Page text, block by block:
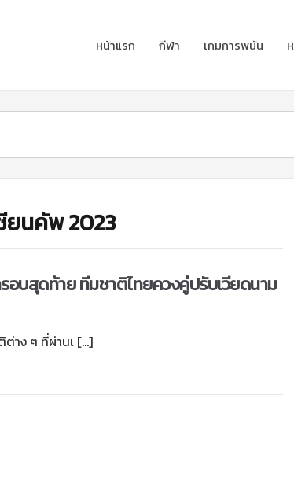
หน้าแรก กีฬา เกมการพนัน
ยนคัพ 2023
อบสุดท้าย ทีมชาติไทยควงคู่ปรับเวียดนาม
าง ๆ ที่ผ่านเ […]